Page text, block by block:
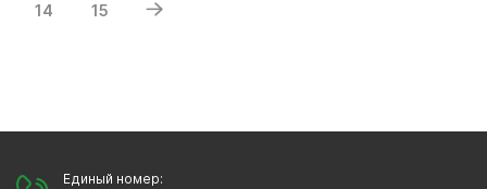
14 15
Единый номер: